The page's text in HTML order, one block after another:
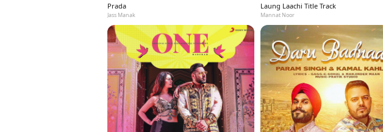
Prada
Jass Manak
Laung Laachi Title Track
Mannat Noor